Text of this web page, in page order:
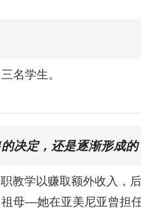
名学生。
决定，还是逐渐形成的
教学以赚取额外收入，
母––她在亚美尼亚曾担